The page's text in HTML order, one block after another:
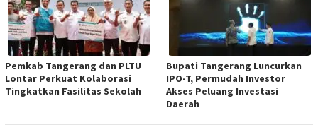
Pemkab Tangerang dan PLTU
Lontar Perkuat Kolaborasi
Tingkatkan Fasilitas Sekolah
Bupati Tangerang Luncurkan
IPO-T, Permudah Investor
Akses Peluang Investasi
Daerah